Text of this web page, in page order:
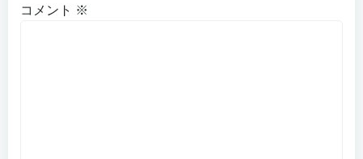
コメント ※